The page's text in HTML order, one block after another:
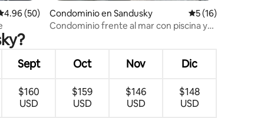
promedio: 4.96 de 5; 50 evaluaciones
4.96 (50)
Condominio en Sandusky Calificación
5 (16)
Condominio frente al mar con piscina y
Sept Oct Nov Dic
$160
USD
$159
USD
$146
USD
$148
USD